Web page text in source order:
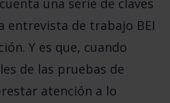
entrevista de trabajo BEI
Y es que, cuando
de las pruebas de
atención a lo